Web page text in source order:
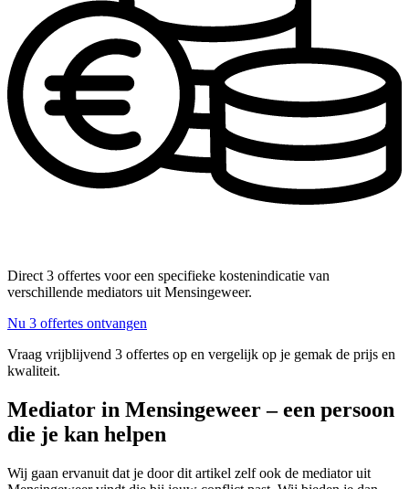
Direct 3 offertes voor een specifieke kostenindicatie van
verschillende mediators uit Mensingeweer.
Nu 3 offertes ontvangen
Vraag vrijblijvend 3 offertes op en vergelijk op je gemak de prijs en
kwaliteit.
Mediator in Mensingeweer – een persoon
die je kan helpen
Wij gaan ervanuit dat je door dit artikel zelf ook de mediator uit